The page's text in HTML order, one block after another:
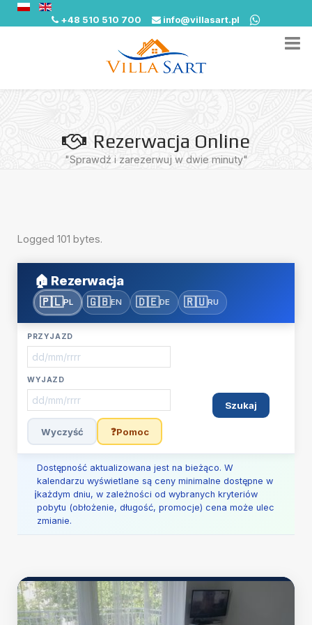
+48 510 510 700 info@villasart.pl
Rezerwacja Online
"Sprawdź i zarezerwuj w dwie minuty"
Logged 101 bytes.
🏠 Rezerwacja
🇵🇱PL 🇬🇧EN 🇩🇪DE 🇷🇺RU
PRZYJAZD
WYJAZD
Szukaj
Wyczyść ❓Pomoc
Dostępność aktualizowana jest na bieżąco. W
kalendarzu wyświetlane są ceny minimalne dostępne w
każdym dniu, w zależności od wybranych kryteriów
pobytu (obłożenie, długość, promocje) cena może ulec
zmianie.